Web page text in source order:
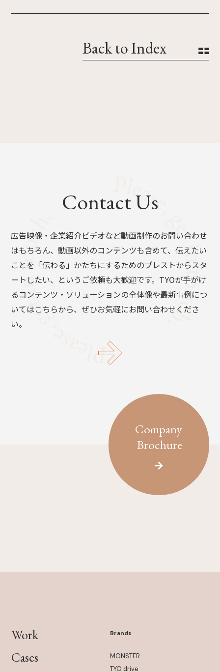
Back to Index
Contact Us
広告映像・企業紹介ビデオなど動画制作のお問い合わせ
はもちろん、動画以外のコンテンツも含めて、伝えたい
ことを「伝わる」かたちにするためのブレストからスタ
ートしたい、というご依頼も大歓迎です。TYOが手がけ
るコンテンツ・ソリューションの全体像や最新事例につ
いてはこちらから、ぜひお気軽にお問い合わせくださ
い。
Company
Brochure
Work
Cases
Brands
MONSTER
TYO drive